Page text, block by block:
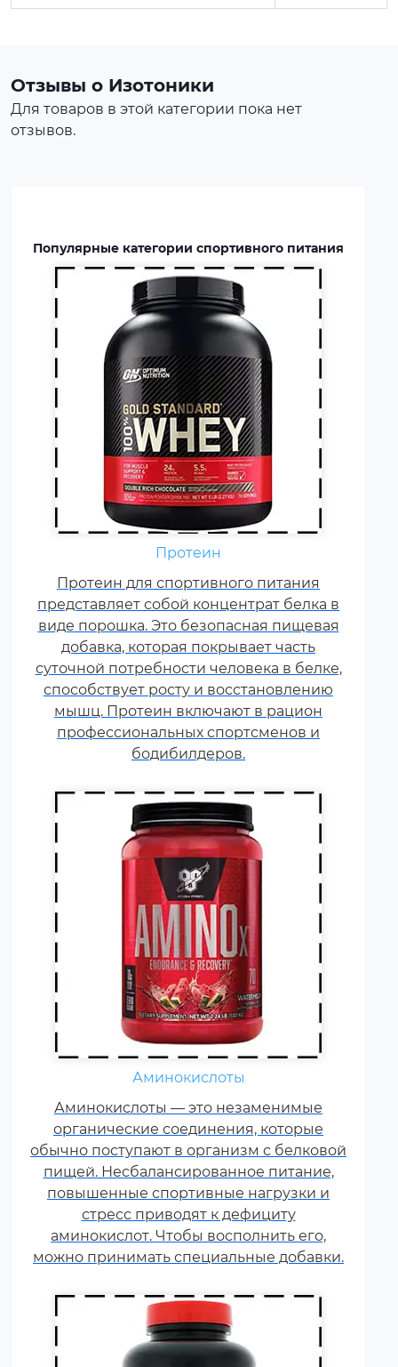
Отзывы о Изотоники
Для товаров в этой категории пока нет
отзывов.
Популярные категории спортивного питания
порошка. Это безопасная
пищевая добавка, которая
покрывает часть суточной
спортсменов и бодибилдеров.
Протеин
Протеин для спортивного питания
представляет собой концентрат белка в
виде порошка. Это безопасная пищевая
добавка, которая покрывает часть
суточной потребности человека в белке,
способствует росту и восстановлению
мышц. Протеин включают в рацион
профессиональных спортсменов и
бодибилдеров.
незаменимые органические
соединения, которые обычно
поступают в организм с
белковой пищей.
Несбалансированное питание,
повышенные спортивные
нагрузки и стресс приводят к
дефициту аминокислот. Чтобы
восполнить его, можно
принимать специальные
Аминокислоты
Аминокислоты — это незаменимые
органические соединения, которые
обычно поступают в организм с белковой
пищей. Несбалансированное питание,
повышенные спортивные нагрузки и
стресс приводят к дефициту
аминокислот. Чтобы восполнить его,
можно принимать специальные добавки.
Жиросжигатели относятся к
добавок, которые способствуют
улучшению результатов
тренировок и помогают
избавляться от лишнего жира,
используя его в качестве
дополнительного источника
энергии.